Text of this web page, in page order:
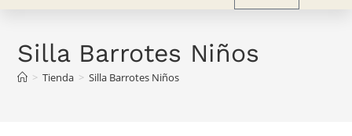
Silla Barrotes Niños
> Tienda > Silla Barrotes Niños